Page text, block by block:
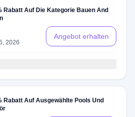
Rabatt Auf Die Kategorie Bauen And
2026
Angebot erhalten
Rabatt Auf Ausgewählte Pools Und